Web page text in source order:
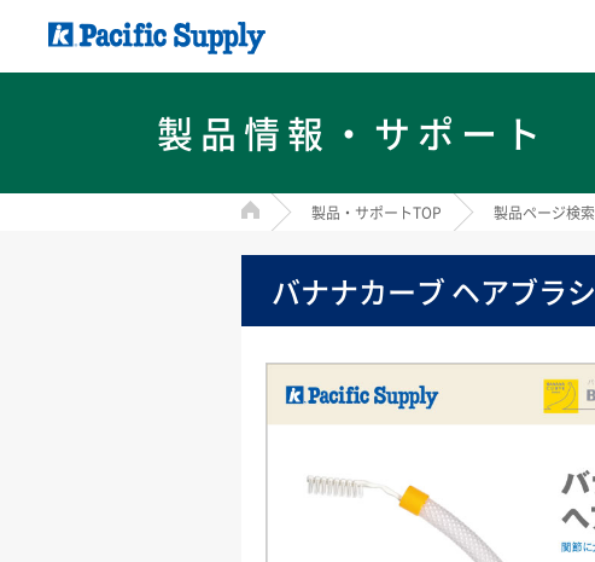
製品情報・サポート
HOME 製品・サポートTOP 製品ページ検索
バナナカーブ ヘアブラシ